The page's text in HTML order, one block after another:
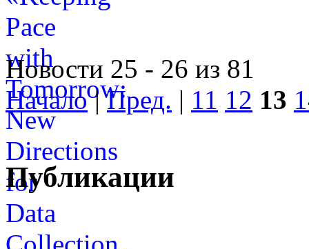
Новости 25 - 26 из 81
Начало|Пред. | 11 12 13
Публикации